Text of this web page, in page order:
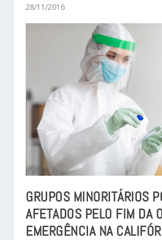
28/11/2016
GRUPOS MINORITÁRIOS
AFETADOS PELO FIM DA
EMERGÊNCIA NA